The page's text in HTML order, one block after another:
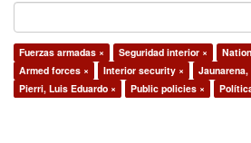
Fuerzas armadas × Seguridad interior ×
Armed forces ×
Interior security ×
Pierri, Luis Eduardo ×
Public policies ×